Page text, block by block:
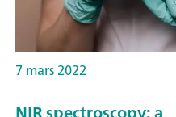
7 mars 2022